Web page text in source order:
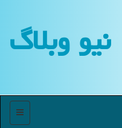
نیو وبلاگ
منو